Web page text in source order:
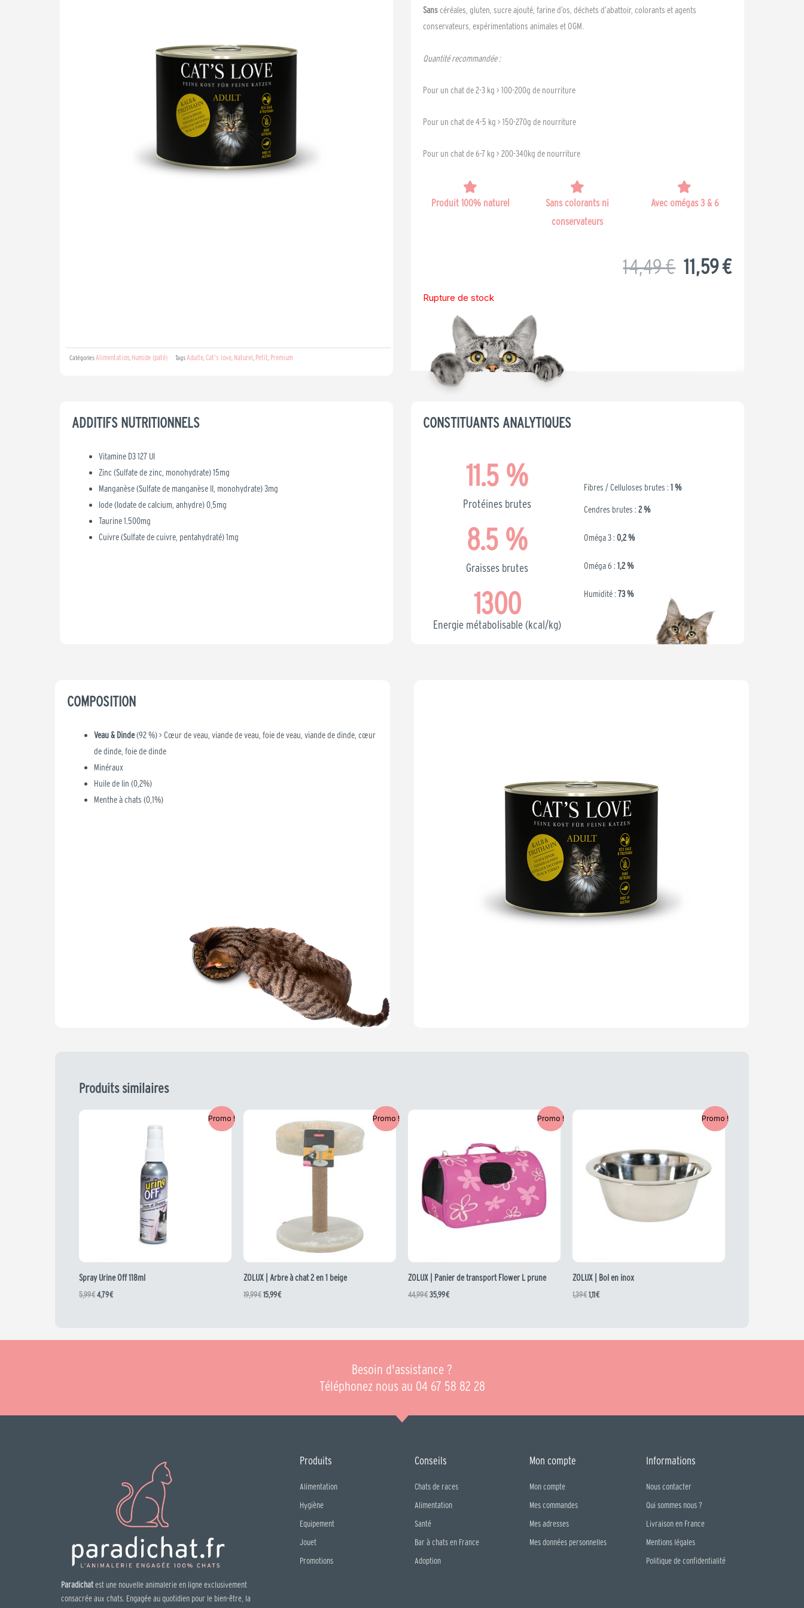
Catégories Alimentation Humide (paté) Tags Adulte Cat's love Naturel Petit Premium
Sanscéréales, gluten, sucre ajouté, farine d’os, déchets d’abattoir, colorants et agents
conservateurs, expérimentations animales et OGM.
Quantité recommandée :
Pour un chat de 2-3 kg > 100-200g de nourriture
Pour un chat de 4-5 kg > 150-270g de nourriture
Pour un chat de 6-7 kg > 200-340kg de nourriture
Produit 100% naturel
Sans colorants ni
conservateurs
Avec omégas 3 & 6
14,49€ Le
11,59€Le
Rupture de stock
ADDITIFS NUTRITIONNELS
Vitamine D3 127 UI
Zinc (Sulfate de zinc, monohydrate) 15mg
Manganèse (Sulfate de manganèse II, monohydrate) 3mg
Iode (Iodate de calcium, anhydre) 0,5mg
Taurine 1.500mg
Cuivre (Sulfate de cuivre, pentahydraté) 1mg
CONSTITUANTS ANALYTIQUES
Protéines brutes
11.5 %
Graisses brutes
8.5 %
Energie métabolisable (kcal/kg)
1300
Fibres / Celluloses brutes : 1 %
Cendres brutes : 2 %
Oméga 3 : 0,2 %
Oméga 6 : 1,2 %
Humidité : 73 %
COMPOSITION
Veau & Dinde(92 %) > Cœur de veau, viande de veau, foie de veau, viande de dinde, cœur
de dinde, foie de dinde
Minéraux
Huile de lin (0,2%)
Menthe à chats (0,1%)
Produits similaires
Promo !
Spray Urine Off 118ml
5,99€ 4,79€
Promo !
ZOLUX | Arbre à chat 2 en 1 beige
19,99€
19,99 €.
15,99€
prix
15,99 €.
Promo !
ZOLUX | Panier de transport Flower L prune
44,99€
44,99 €.
35,99€
35,99 €.
Promo !
ZOLUX | Bol en inox
1,39€
1,39 €.
1,11€
1,11 €.
Besoin d'assistance ?
Téléphonez nous au 04 67 58 82 28
Paradichatest une nouvelle animalerie en ligne exclusivement
consacrée aux chats. Engagée au quotidien pour le bien-être, la
Produits
Alimentation
Hygiène
Equipement
Jouet
Promotions
Conseils
Chats de races
Alimentation
Santé
Bar à chats en France
Adoption
Mon compte
Mon compte
Mes commandes
Mes adresses
Mes données personnelles
Informations
Nous contacter
Qui sommes nous ?
Livraison en France
Mentions légales
Politique de confidentialité